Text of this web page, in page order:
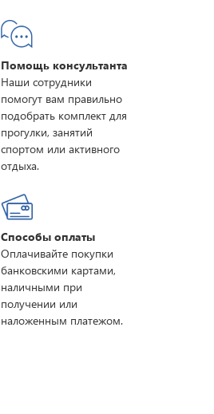
Помощь консультанта
Наши сотрудники
помогут вам правильно
подобрать комплект для
прогулки, занятий
спортом или активного
отдыха.
Способы оплаты
Оплачивайте покупки
банковскими картами,
наличными при
получении или
наложенным платежом.